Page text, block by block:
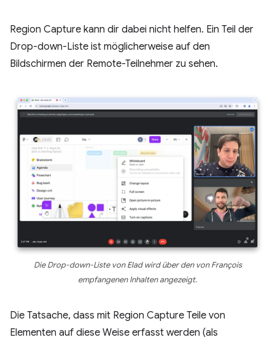
Region Capture kann dir dabei nicht helfen. Ein Teil der
Drop-down-Liste ist möglicherweise auf den
Bildschirmen der Remote-Teilnehmer zu sehen.
Die Drop-down-Liste von Elad wird über den von François
empfangenen Inhalten angezeigt.
Die Tatsache, dass mit Region Capture Teile von
Elementen auf diese Weise erfasst werden (als